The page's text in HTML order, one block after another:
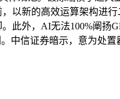
以新的高效运算架构进
此外，AI无法100%阐
中信证券暗示，意为处